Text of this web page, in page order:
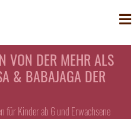
VON DER MEHR ALS
& BABAJAGA DER
für Kinder ab 6 und Erwachsene